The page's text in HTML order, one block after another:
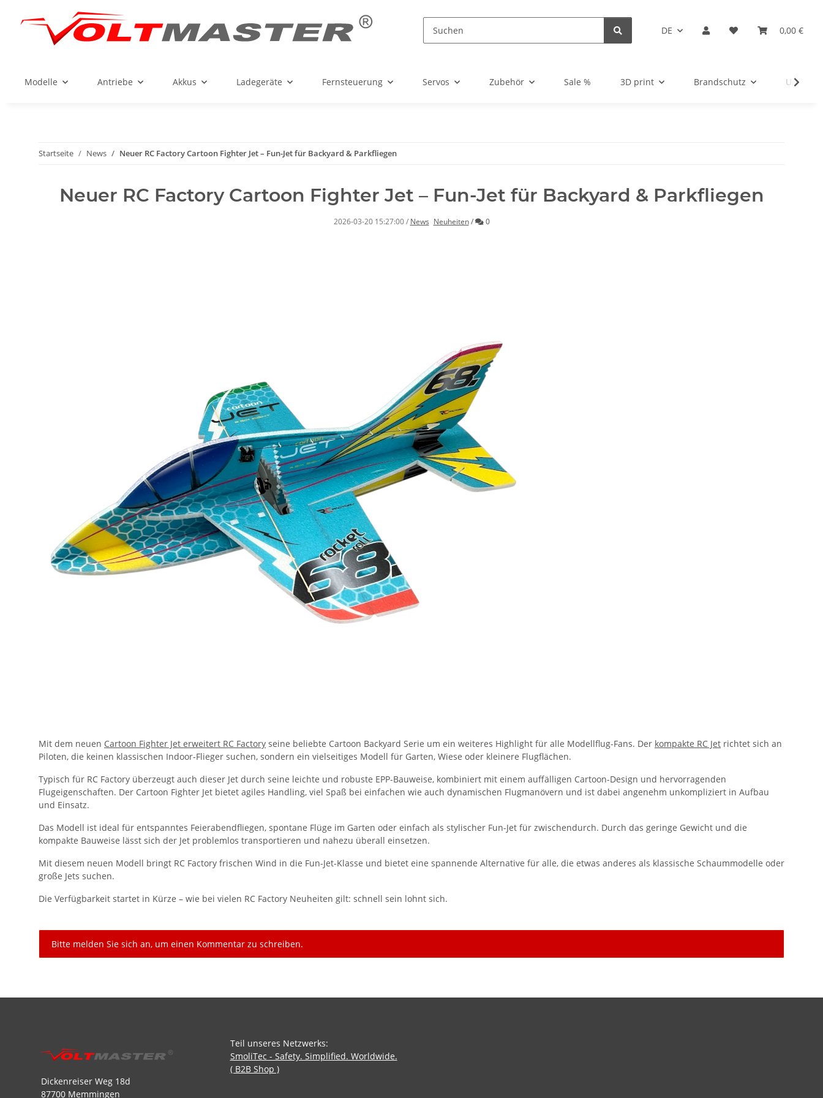
DE 0,00 €
Modelle Antriebe Akkus Ladegeräte Fernsteuerung Servos Zubehör Sale % 3D print Brandschutz
Startseite News Neuer RC Factory Cartoon Fighter Jet – Fun-Jet für Backyard & Parkfliegen
Neuer RC Factory Cartoon Fighter Jet – Fun-Jet für Backyard & Parkfliegen
2026-03-20 15:27:00 / News Neuheiten / Kommentare
0
Mit dem neuen Cartoon Fighter Jet erweitert RC Factory seine beliebte Cartoon Backyard Serie um ein weiteres Highlight für alle Modellflug-Fans. Der kompakte RC Jet richtet sich an
Piloten, die keinen klassischen Indoor-Flieger suchen, sondern ein vielseitiges Modell für Garten, Wiese oder kleinere Flugflächen.
Typisch für RC Factory überzeugt auch dieser Jet durch seine leichte und robuste EPP-Bauweise, kombiniert mit einem auffälligen Cartoon-Design und hervorragenden
Flugeigenschaften. Der Cartoon Fighter Jet bietet agiles Handling, viel Spaß bei einfachen wie auch dynamischen Flugmanövern und ist dabei angenehm unkompliziert in Aufbau
und Einsatz.
Das Modell ist ideal für entspanntes Feierabendfliegen, spontane Flüge im Garten oder einfach als stylischer Fun-Jet für zwischendurch. Durch das geringe Gewicht und die
kompakte Bauweise lässt sich der Jet problemlos transportieren und nahezu überall einsetzen.
Mit diesem neuen Modell bringt RC Factory frischen Wind in die Fun-Jet-Klasse und bietet eine spannende Alternative für alle, die etwas anderes als klassische Schaummodelle oder
große Jets suchen.
Die Verfügbarkeit startet in Kürze – wie bei vielen RC Factory Neuheiten gilt: schnell sein lohnt sich.
x
Bitte melden Sie sich an, um einen Kommentar zu schreiben.
Dickenreiser Weg 18d
87700 Memmingen
Teil unseres Netzwerks:
SmoliTec - Safety. Simplified. Worldwide.
( B2B Shop )